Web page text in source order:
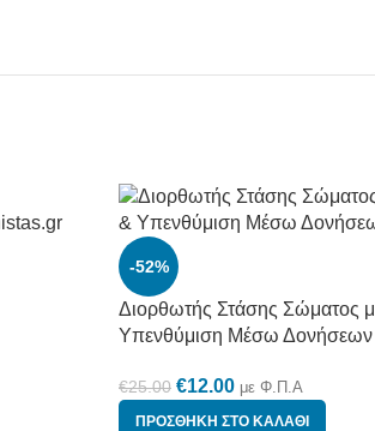
-52%
Διορθωτής Στάσης Σώματος
Υπενθύμιση Μέσω Δονήσεων
€25.00 €12.00 με Φ.Π.Α
ΠΡΟΣΘΉΚΗ ΣΤΟ ΚΑΛΆΘΙ